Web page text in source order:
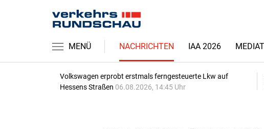
MENÜ NACHRICHTEN IAA 2026
Volkswagen erprobt erstmals ferngesteuerte Lkw auf
Hessens Straßen 06.08.2026, 14:45 Uhr